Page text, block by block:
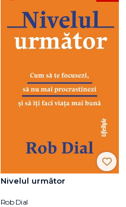
Nivelul următor
Rob Dial